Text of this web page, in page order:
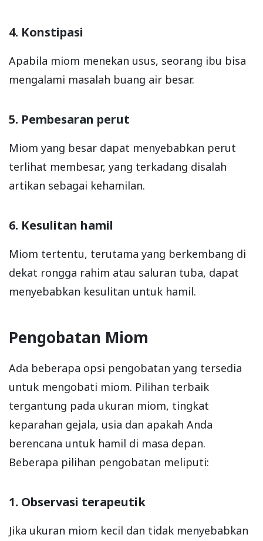
4. Konstipasi
Apabila miom menekan usus, seorang ibu bisa
mengalami masalah buang air besar.
5. Pembesaran perut
Miom yang besar dapat menyebabkan perut
terlihat membesar, yang terkadang disalah
artikan sebagai kehamilan.
6. Kesulitan hamil
Miom tertentu, terutama yang berkembang di
dekat rongga rahim atau saluran tuba, dapat
menyebabkan kesulitan untuk hamil.
Pengobatan Miom
Ada beberapa opsi pengobatan yang tersedia
untuk mengobati miom. Pilihan terbaik
tergantung pada ukuran miom, tingkat
keparahan gejala, usia dan apakah Anda
berencana untuk hamil di masa depan.
Beberapa pilihan pengobatan meliputi:
1. Observasi terapeutik
Jika ukuran miom kecil dan tidak menyebabkan